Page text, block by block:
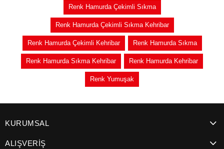
Renk Hamurda Çekimli Sıkma
Renk Hamurda Çekimli Sıkma Kehribar
Renk Hamurda Çekimli Kehribar Renk Hamurda Sıkma
Renk Hamurda Sıkma Kehribar Renk Hamurda Kehribar
Renk Yumuşak
KURUMSAL
ALIŞVERİŞ